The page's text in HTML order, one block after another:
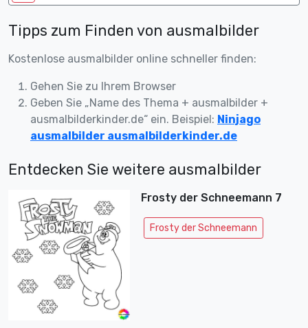
Tipps zum Finden von ausmalbilder
Kostenlose ausmalbilder online schneller finden:
Gehen Sie zu Ihrem Browser
Geben Sie „Name des Thema + ausmalbilder +
ausmalbilderkinder.de“ ein. Beispiel: Ninjago
ausmalbilder ausmalbilderkinder.de
Entdecken Sie weitere ausmalbilder
Frosty der Schneemann 7
Frosty der Schneemann